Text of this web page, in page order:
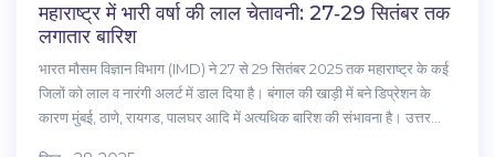
महाराष्ट्र में भारी वर्षा की लाल चेतावनी: 27‑29 सितंबर तक
लगातार बारिश
भारत मौसम विज्ञान विभाग (IMD) ने 27 से 29 सितंबर 2025 तक महाराष्ट्र के कई
जिलों को लाल व नारंगी अलर्ट में डाल दिया है। बंगाल की खाड़ी में बने डिप्रेशन के
कारण मुंबई, ठाणे, रायगड, पालघर आदि में अत्यधिक बारिश की संभावना है। उत्तर